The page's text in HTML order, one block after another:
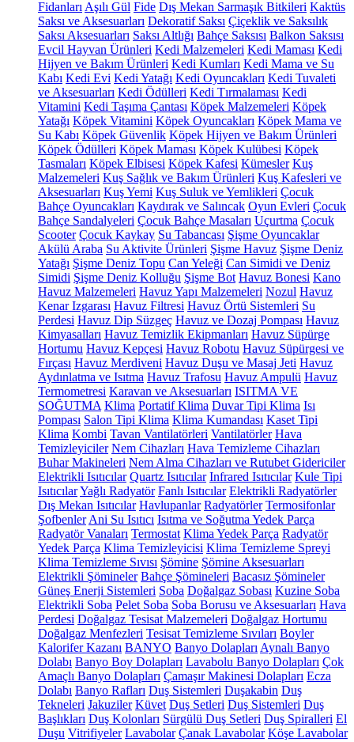
Fidanları Aşılı Gül Fide Dış Mekan Sarmaşık Bitkileri Kaktüs
Saksı ve Aksesuarları Dekoratif Saksı Çiçeklik ve Saksılık
Saksı Aksesuarları Saksı Altlığı Bahçe Saksısı Balkon Saksısı
Evcil Hayvan Ürünleri Kedi Malzemeleri Kedi Maması Kedi
Hijyen ve Bakım Ürünleri Kedi Kumları Kedi Mama ve Su
Kabı Kedi Evi Kedi Yatağı Kedi Oyuncakları Kedi Tuvaleti
ve Aksesuarları Kedi Ödülleri Kedi Tırmalaması Kedi
Vitamini Kedi Taşıma Çantası Köpek Malzemeleri Köpek
Yatağı Köpek Vitamini Köpek Oyuncakları Köpek Mama ve
Su Kabı Köpek Güvenlik Köpek Hijyen ve Bakım Ürünleri
Köpek Ödülleri Köpek Maması Köpek Kulübesi Köpek
Tasmaları Köpek Elbisesi Köpek Kafesi Kümesler Kuş
Malzemeleri Kuş Sağlık ve Bakım Ürünleri Kuş Kafesleri ve
Aksesuarları Kuş Yemi Kuş Suluk ve Yemlikleri Çocuk
Bahçe Oyuncakları Kaydırak ve Salıncak Oyun Evleri Çocuk
Bahçe Sandalyeleri Çocuk Bahçe Masaları Uçurtma Çocuk
Scooter Çocuk Kaykay Su Tabancası Şişme Oyuncaklar
Akülü Araba Su Aktivite Ürünleri Şişme Havuz Şişme Deniz
Yatağı Şişme Deniz Topu Can Yeleği Can Simidi ve Deniz
Simidi Şişme Deniz Kolluğu Şişme Bot Havuz Bonesi Kano
Havuz Malzemeleri Havuz Yapı Malzemeleri Nozul Havuz
Kenar Izgarası Havuz Filtresi Havuz Örtü Sistemleri Su
Perdesi Havuz Dip Süzgeç Havuz ve Dozaj Pompası Havuz
Kimyasalları Havuz Temizlik Ekipmanları Havuz Süpürge
Hortumu Havuz Kepçesi Havuz Robotu Havuz Süpürgesi ve
Fırçası Havuz Merdiveni Havuz Duşu ve Masaj Jeti Havuz
Aydınlatma ve Isıtma Havuz Trafosu Havuz Ampulü Havuz
Termometresi Karavan ve Aksesuarları ISITMA VE
SOĞUTMA Klima Portatif Klima Duvar Tipi Klima Isı
Pompası Salon Tipi Klima Klima Kumandası Kaset Tipi
Klima Kombi Tavan Vantilatörleri Vantilatörler Hava
Temizleyiciler Nem Cihazları Hava Temizleme Cihazları
Buhar Makineleri Nem Alma Cihazları ve Rutubet Gidericiler
Elektrikli Isıtıcılar Quartz Isıtıcılar Infrared Isıtıcılar Kule Tipi
IsıtıcılarYağlı Radyatör Fanlı Isıtıcılar Elektrikli Radyatörler
Dış Mekan Isıtıcılar Havlupanlar Radyatörler Termosifonlar
Şofbenler Ani Su Isıtıcı Isıtma ve Soğutma Yedek Parça
Radyatör Vanaları Termostat Klima Yedek Parça Radyatör
Yedek Parça Klima Temizleyicisi Klima Temizleme Spreyi
Klima Temizleme Sıvısı Şömine Şömine Aksesuarları
Elektrikli Şömineler Bahçe Şömineleri Bacasız Şömineler
Güneş Enerji Sistemleri Soba Doğalgaz Sobası Kuzine Soba
Elektrikli Soba Pelet Soba Soba Borusu ve Aksesuarları Hava
Perdesi Doğalgaz Tesisat Malzemeleri Doğalgaz Hortumu
Doğalgaz Menfezleri Tesisat Temizleme Sıvıları Boyler
Kalorifer Kazanı BANYO Banyo Dolapları Aynalı Banyo
Dolabı Banyo Boy Dolapları Lavabolu Banyo Dolapları Çok
Amaçlı Banyo Dolapları Çamaşır Makinesi Dolapları Ecza
Dolabı Banyo Rafları Duş Sistemleri Duşakabin Duş
Tekneleri Jakuziler Küvet Duş Setleri Duş Sistemleri Duş
Başlıkları Duş Kolonları Sürgülü Duş Setleri Duş Spiralleri El
Duşu Vitrifiyeler Lavabolar Çanak Lavabolar Köşe Lavabolar